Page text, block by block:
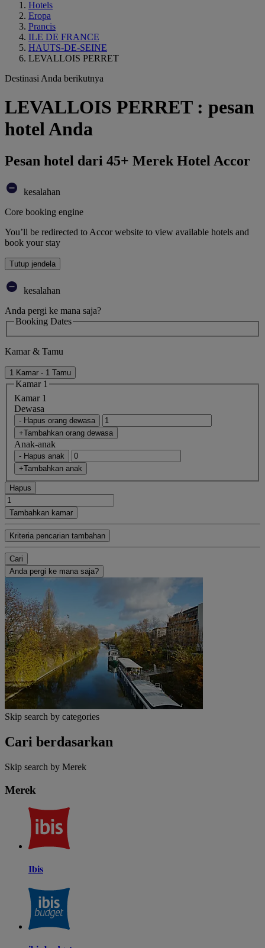
Hotels
Eropa
Prancis
ILE DE FRANCE
HAUTS-DE-SEINE
LEVALLOIS PERRET
Destinasi Anda berikutnya
LEVALLOIS PERRET : pesan
hotel Anda
Pesan hotel dari 45+ Merek Hotel Accor
kesalahan
Core booking engine
You’ll be redirected to Accor website to view available hotels and
book your stay
Tutup jendela
kesalahan
Anda pergi ke mana saja?
Booking Dates
Kamar & Tamu
1 Kamar - 1 Tamu
Kamar 1
Kamar 1
Dewasa
- Hapus orang dewasa
+Tambahkan orang dewasa
Anak-anak
- Hapus anak
+Tambahkan anak
Hapus
Tambahkan kamar
Kriteria pencarian tambahan
Cari
Anda pergi ke mana saja?
Skip search by categories
Cari berdasarkan
Skip search by Merek
Merek
Ibis